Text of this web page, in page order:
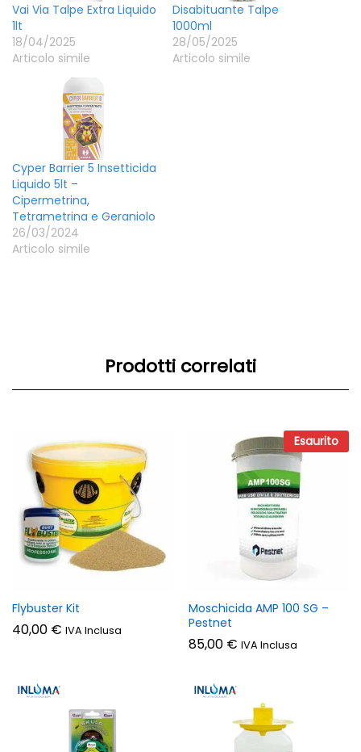
Vai Via Talpe Extra Liquido
1lt
18/04/2025
Articolo simile
Disabituante Talpe
1000ml
28/05/2025
Articolo simile
Cyper Barrier 5 Insetticida
Liquido 5lt –
Cipermetrina,
Tetrametrina e Geraniolo
26/03/2024
Articolo simile
Prodotti correlati
Flybuster Kit
40,00 € IVA Inclusa
Esaurito
Moschicida AMP 100 SG –
Pestnet
85,00 € IVA Inclusa